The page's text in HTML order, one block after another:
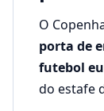
O
porta de
futebol
do estafe